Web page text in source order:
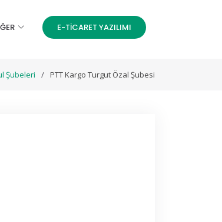
E-TICARET YAZILIMI
Şubeleri PTT Kargo Turgut Özal Şubesi